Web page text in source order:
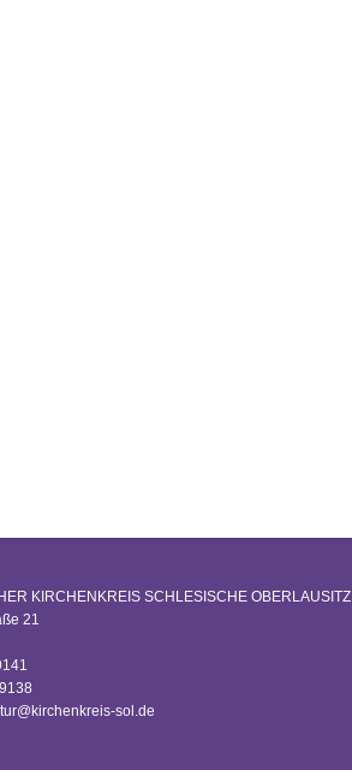
KIRCHENKREIS SCHLESISCHE OBERLAUSITZ
21
sol.de